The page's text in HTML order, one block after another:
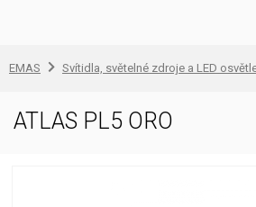
EMAS Svítidla, světelné zdroje a LED
ATLAS PL5 ORO